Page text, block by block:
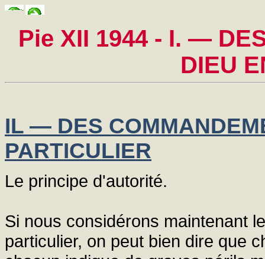
Pie XII 1944 - I. —
DIEU
IL — DES
PARTICULIER
Le principe d'autorité.
Si nous considérons maintenant
particulier, on peut bien dire que